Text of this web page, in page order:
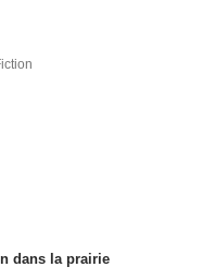
dans la prairie